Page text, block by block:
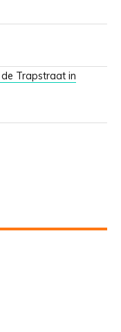
Trapstraat in